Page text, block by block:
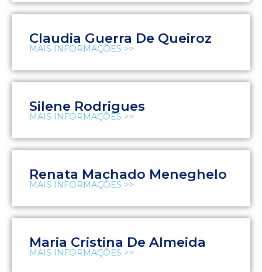
Claudia Guerra De Queiroz
MAIS INFORMAÇÕES >>
Silene Rodrigues
MAIS INFORMAÇÕES >>
Renata Machado Meneghelo
MAIS INFORMAÇÕES >>
Maria Cristina De Almeida
MAIS INFORMAÇÕES >>